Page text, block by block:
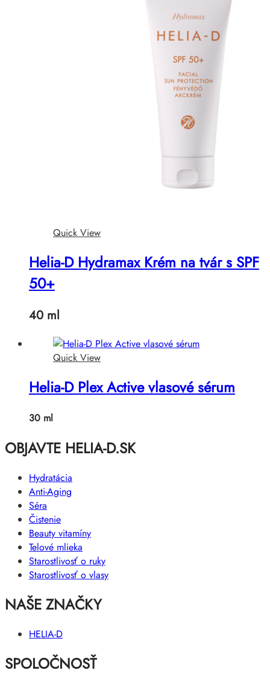
Quick View
Helia-D Hydramax Krém na tvár s SPF
50+
40 ml
Quick View
Helia-D Plex Active vlasové sérum
30 ml
OBJAVTE HELIA-D.SK
Hydratácia
Anti-Aging
Séra
Čistenie
Beauty vitamíny
Telové mlieka
Starostlivosť o ruky
Starostlivosť o vlasy
NAŠE ZNAČKY
HELIA-D
SPOLOČNOSŤ